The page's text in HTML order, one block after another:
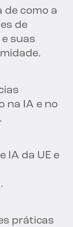
de como a
de
suas
na IA e no
IA da UE e
práticas